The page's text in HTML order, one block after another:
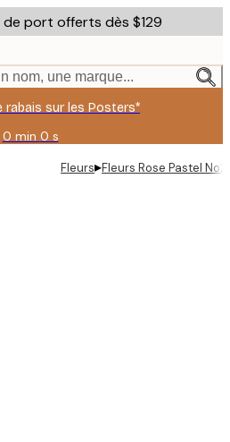
de port offerts dès $129
nom, une marque...
rabais sur les Posters*
0 min 0 s
Valable
jusqu'auFleurs▸Fleurs Rose Pastel